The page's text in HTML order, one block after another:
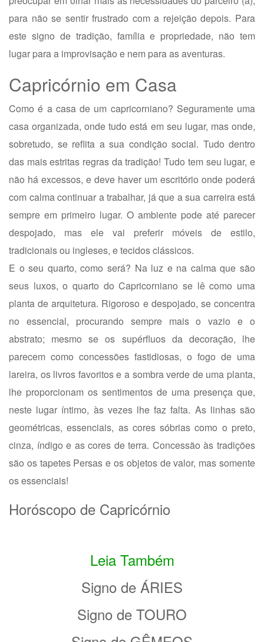
para não se sentir frustrado com a rejeição depois. Para
este signo de tradição, família e propriedade, não tem
lugar para a improvisação e nem para as aventuras.
Capricórnio em Casa
Como é a casa de um capricorniano? Seguramente uma
casa organizada, onde tudo está em seu lugar, mas onde,
sobretudo, se reflita a sua condição social. Tudo dentro
das mais estritas regras da tradição! Tudo tem seu lugar, e
não há excessos, e deve haver um escritório onde poderá
com calma continuar a trabalhar, já que a sua carreira está
sempre em primeiro lugar. O ambiente pode até parecer
despojado, mas ele vai preferir móveis de estilo,
tradicionais ou ingleses, e tecidos clássicos.
E o seu quarto, como será? Na luz e na calma que são
seus luxos, o quarto do Capricorniano se lê como uma
planta de arquitetura. Rigoroso e despojado, se concentra
no essencial, procurando sempre mais o vazio e o
abstrato; mesmo se os supérfluos da decoração, lhe
parecem como concessões fastidiosas, o fogo de uma
lareira, os livros favoritos e a sombra verde de uma planta,
lhe proporcionam os sentimentos de uma presença que,
neste lugar íntimo, às vezes lhe faz falta. As linhas são
geométricas, essenciais, as cores sóbrias como o preto,
cinza, índigo e as cores de terra. Concessão às tradições
são os tapetes Persas e os objetos de valor, mas somente
os essenciais!
Horóscopo de Capricórnio
Leia Também
Signo de ÁRIES
Signo de TOURO